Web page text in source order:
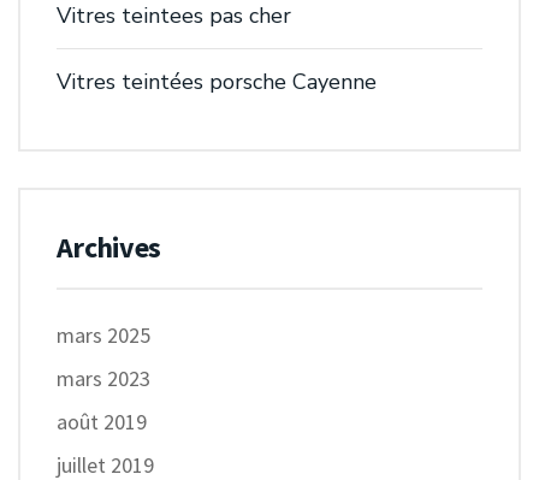
Vitres teintees pas cher
Vitres teintées porsche Cayenne
Archives
mars 2025
mars 2023
août 2019
juillet 2019